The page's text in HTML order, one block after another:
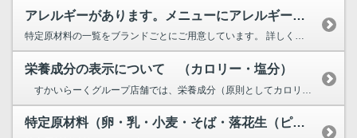
アレルギーがあります。メニューにアレルギー物質が含まれているかを調べられますか？
特定原材料の一覧をブランドごとにご用意しています。 詳しくは こちらをご覧ください。 通常の食器、器具で調理・盛付しておりますので、感受性の高い方、重篤な症状を起こす場合はご注意下さい。 またガスト、ジョナサン、バーミヤン、グラッチェガーデンズ、ステーキガスト、夢庵、藍屋、三〇三では、特定原材料を含む食材を原材料として使用していない、お子さま向け低アレルゲンメニューをご用意しており...
栄養成分の表示について （カロリー・塩分）
特定原材料（卵・乳・小麦・そば・落花生（ピーナッツ）・えび・かに・くるみ・カシューナッツ）以外のアレルギーについて調べることはできますか？